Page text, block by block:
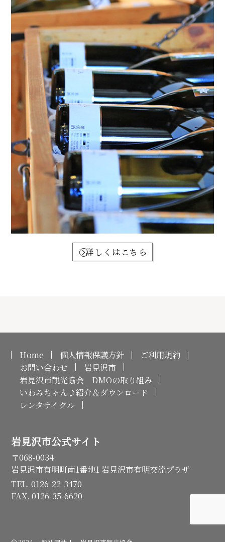
詳しくはこちら
Home 個人情報保護方針
ご利用規約
お問い合わせ
岩見沢市
岩見沢市観光協会 DMOの取り組み
いわみちゃん♪紹介＆ダウンロード
レンタサイクル
岩見沢市公式サイト
〒068-0034
岩見沢市有明町南1番地1 岩見沢市有明交流プラザ
TEL. 0126-22-3470
FAX. 0126-35-6620